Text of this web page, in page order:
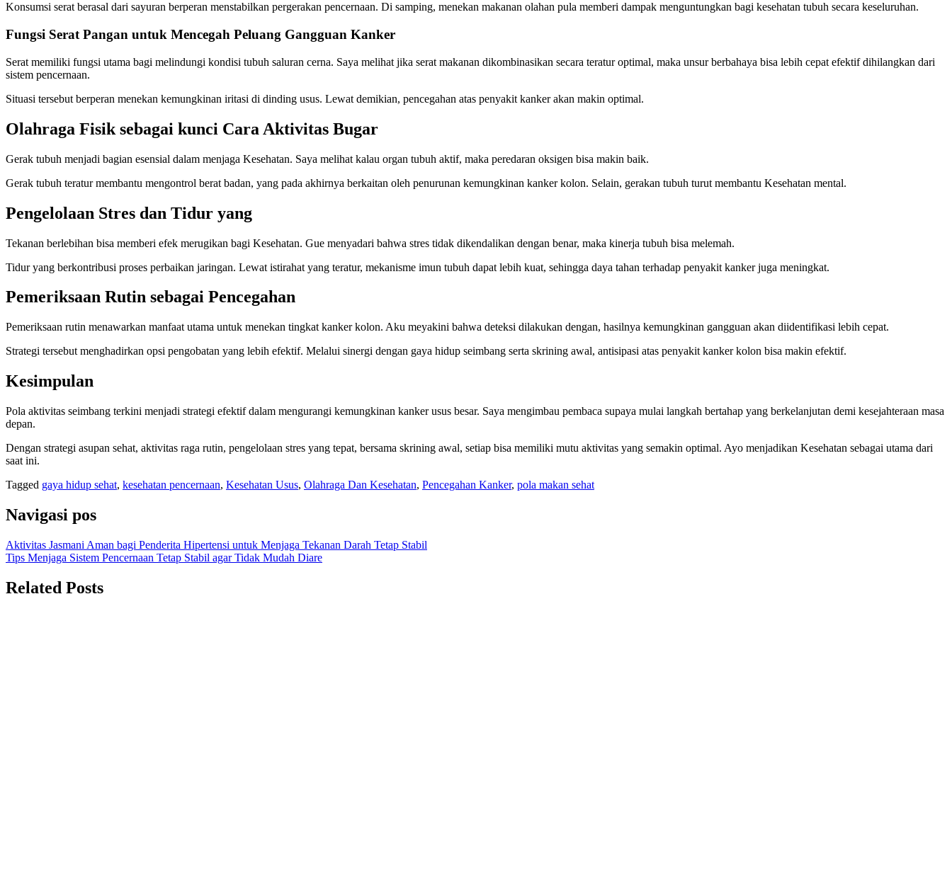
Konsumsi serat berasal dari sayuran berperan menstabilkan pergerakan pencernaan. Di samping, menekan makanan olahan pula memberi dampak menguntungkan bagi kesehatan tubuh secara keseluruhan.
Fungsi Serat Pangan untuk Mencegah Peluang Gangguan Kanker
Serat memiliki fungsi utama bagi melindungi kondisi tubuh saluran cerna. Saya melihat jika serat makanan dikombinasikan secara teratur optimal, maka unsur berbahaya bisa lebih cepat efektif dihilangkan dari
sistem pencernaan.
Situasi tersebut berperan menekan kemungkinan iritasi di dinding usus. Lewat demikian, pencegahan atas penyakit kanker akan makin optimal.
Olahraga Fisik sebagai kunci Cara Aktivitas Bugar
Gerak tubuh menjadi bagian esensial dalam menjaga Kesehatan. Saya melihat kalau organ tubuh aktif, maka peredaran oksigen bisa makin baik.
Gerak tubuh teratur membantu mengontrol berat badan, yang pada akhirnya berkaitan oleh penurunan kemungkinan kanker kolon. Selain, gerakan tubuh turut membantu Kesehatan mental.
Pengelolaan Stres dan Tidur yang
Tekanan berlebihan bisa memberi efek merugikan bagi Kesehatan. Gue menyadari bahwa stres tidak dikendalikan dengan benar, maka kinerja tubuh bisa melemah.
Tidur yang berkontribusi proses perbaikan jaringan. Lewat istirahat yang teratur, mekanisme imun tubuh dapat lebih kuat, sehingga daya tahan terhadap penyakit kanker juga meningkat.
Pemeriksaan Rutin sebagai Pencegahan
Pemeriksaan rutin menawarkan manfaat utama untuk menekan tingkat kanker kolon. Aku meyakini bahwa deteksi dilakukan dengan, hasilnya kemungkinan gangguan akan diidentifikasi lebih cepat.
Strategi tersebut menghadirkan opsi pengobatan yang lebih efektif. Melalui sinergi dengan gaya hidup seimbang serta skrining awal, antisipasi atas penyakit kanker kolon bisa makin efektif.
Kesimpulan
Pola aktivitas seimbang terkini menjadi strategi efektif dalam mengurangi kemungkinan kanker usus besar. Saya mengimbau pembaca supaya mulai langkah bertahap yang berkelanjutan demi kesejahteraan masa
depan.
Dengan strategi asupan sehat, aktivitas raga rutin, pengelolaan stres yang tepat, bersama skrining awal, setiap bisa memiliki mutu aktivitas yang semakin optimal. Ayo menjadikan Kesehatan sebagai utama dari
saat ini.
Tagged gaya hidup sehat, kesehatan pencernaan, Kesehatan Usus, Olahraga Dan Kesehatan, Pencegahan Kanker, pola makan sehat
Navigasi pos
Aktivitas Jasmani Aman bagi Penderita Hipertensi untuk Menjaga Tekanan Darah Tetap Stabil
Tips Menjaga Sistem Pencernaan Tetap Stabil agar Tidak Mudah Diare
Related Posts